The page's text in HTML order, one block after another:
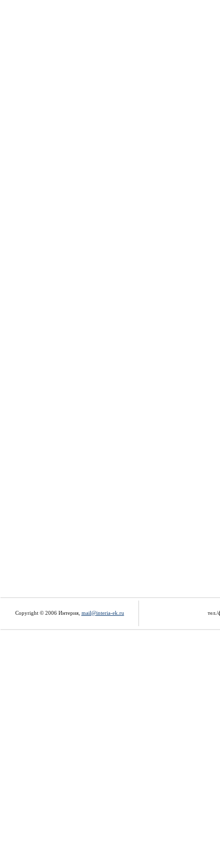
Copyright © 2006 Интерия, mail@interia-ek.ru